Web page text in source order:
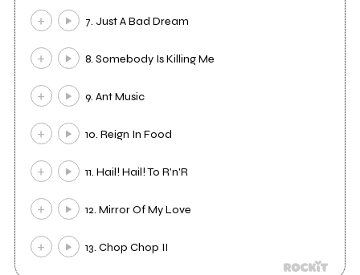
7. Just A Bad Dream
8. Somebody Is Killing Me
9. Ant Music
10. Reign In Food
11. Hail! Hail! To R'n'R
12. Mirror Of My Love
13. Chop Chop II